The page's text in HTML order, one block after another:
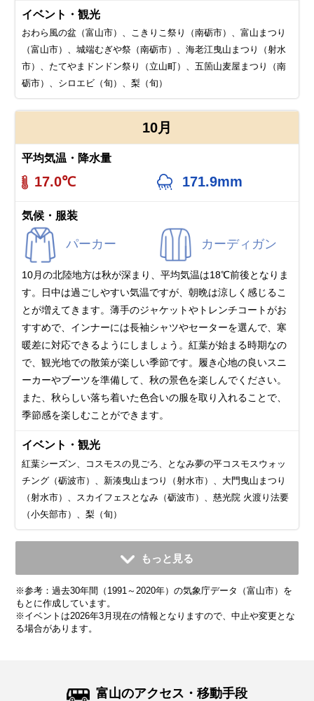
イベント・観光
おわら風の盆（富山市）、こきりこ祭り（南砺市）、富山まつり
（富山市）、城端むぎや祭（南砺市）、海老江曳山まつり（射水
市）、たてやまドンドン祭り（立山町）、五箇山麦屋まつり（南
砺市）、シロエビ（旬）、梨（旬）
10月
平均気温・降水量
17.0℃ 171.9mm
気候・服装
パーカー カーディガン
10月の北陸地方は秋が深まり、平均気温は18℃前後となりま
す。日中は過ごしやすい気温ですが、朝晩は涼しく感じるこ
とが増えてきます。薄手のジャケットやトレンチコートがお
すすめで、インナーには長袖シャツやセーターを選んで、寒
暖差に対応できるようにしましょう。紅葉が始まる時期なの
で、観光地での散策が楽しい季節です。履き心地の良いスニ
ーカーやブーツを準備して、秋の景色を楽しんでください。
また、秋らしい落ち着いた色合いの服を取り入れることで、
季節感を楽しむことができます。
イベント・観光
紅葉シーズン、コスモスの見ごろ、となみ夢の平コスモスウォッ
チング（砺波市）、新湊曳山まつり（射水市）、大門曳山まつり
（射水市）、スカイフェスとなみ（砺波市）、慈光院 火渡り法要
（小矢部市）、梨（旬）
11月
平均気温・降水量
11.2℃ 224.8mm
気候・服装
11月の北陸地方は紅葉が見頃を迎え、秋らしい景色が広がる
12月
平均気温・降水量
5.7℃ 281.6mm
気候・服装
12月の北陸地方は冬本番。平均気温は6℃前後で、最低気温
1月
平均気温・降水量
3.0℃ 259.0mm
気候・服装
1月の北陸地方は寒さが厳しい季節です。平均気温は約3℃
2月
平均気温・降水量
3.4℃ 171.7mm
気候・服装
2月の北陸地方は平均気温は5℃程度ですが、雪が多いので防
3月
平均気温・降水量
6.9℃ 164.6mm
気候・服装
3月の北陸地方は冬から春への移り変わりを感じる季節。平
4月
平均気温・降水量
12.3℃ 134.5mm
気候・服装
4月の北陸地方は春本番！桜が咲き誇り、暖かい日が増える
5月
平均気温・降水量
17.5℃ 122.8mm
気候・服装
5月の北陸地方は春から初夏への移り変わりを感じる季節で
6月
平均気温・降水量
21.4℃ 172.6mm
気候・服装
6月の北陸地方は梅雨入りし、雨の日が多くなります。平均
7月
平均気温・降水量
25.5℃ 245.6mm
気候・服装
7月の北陸地方は夏本番！平均気温は25℃〜30℃とかなり暑
もっと見る
※参考：過去30年間（1991～2020年）の気象庁データ（富山市）を
もとに作成しています。
※イベントは2026年3月現在の情報となりますので、中止や変更とな
る場合があります。
富山のアクセス・移動手段